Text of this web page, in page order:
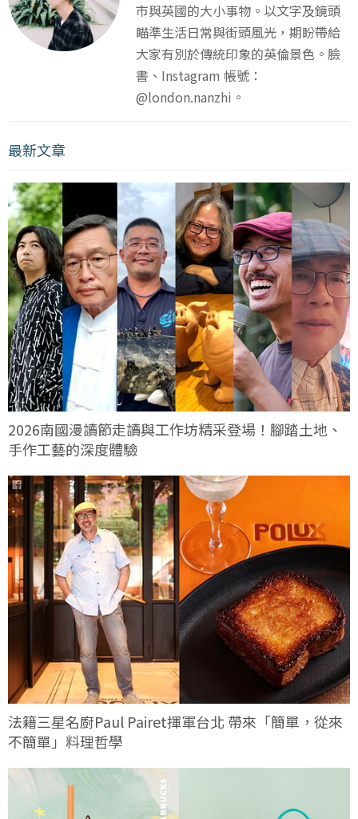
市與英國的大小事物。以文字及鏡頭
瞄準生活日常與街頭風光，期盼帶給
大家有別於傳統印象的英倫景色。臉
書、Instagram 帳號：
@london.nanzhi。
最新文章
2026南國漫讀節走讀與工作坊精采登場！腳踏土地、
手作工藝的深度體驗
法籍三星名廚Paul Pairet揮軍台北 帶來「簡單，從來
不簡單」料理哲學